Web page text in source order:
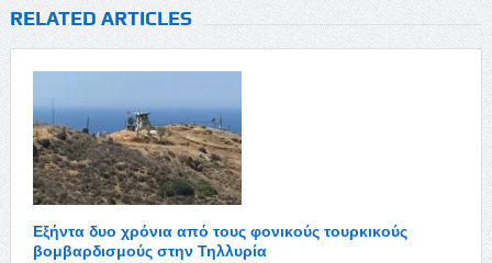
RELATED ARTICLES
Εξήντα δυο χρόνια από τους φονικούς τουρκικούς
βομβαρδισμούς στην Τηλλυρία